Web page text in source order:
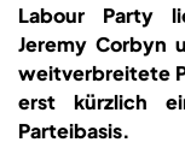
Labour Party
Jeremy Corbyn
weitverbreitete
erst kürzlich
Parteibasis.